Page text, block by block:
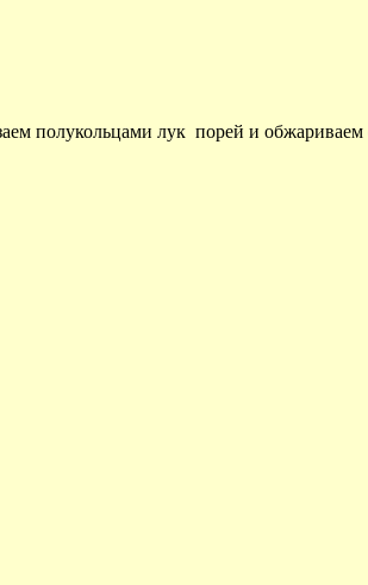
полукольцами лук порей и обжариваем